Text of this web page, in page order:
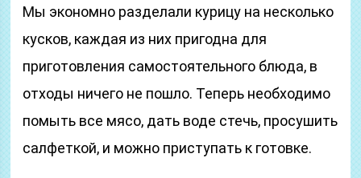
Мы экономно разделали курицу на несколько
кусков, каждая из них пригодна для
приготовления самостоятельного блюда, в
отходы ничего не пошло. Теперь необходимо
помыть все мясо, дать воде стечь, просушить
салфеткой, и можно приступать к готовке.